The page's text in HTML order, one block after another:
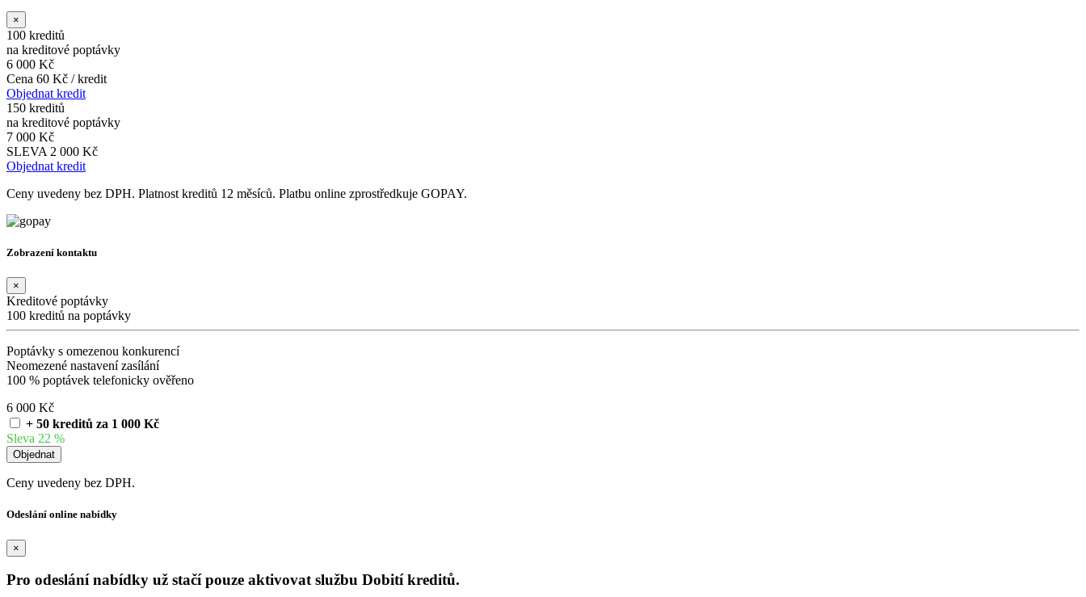
×
100 kreditů
na kreditové poptávky
6 000 Kč
Cena 60 Kč / kredit
Objednat kredit
150 kreditů
na kreditové poptávky
7 000 Kč
SLEVA 2 000 Kč
Objednat kredit
Ceny uvedeny bez DPH. Platnost kreditů 12 měsíců. Platbu online zprostředkuje GOPAY.
Zobrazení kontaktu
×
Kreditové poptávky
100 kreditů na poptávky
Poptávky s omezenou konkurencí
Neomezené nastavení zasílání
100 % poptávek telefonicky ověřeno
6 000 Kč
+ 50 kreditů za 1 000 Kč
Sleva 22 %
Ceny uvedeny bez DPH.
Odeslání online nabídky
×
Pro odeslání nabídky už stačí pouze aktivovat službu Dobití kreditů.